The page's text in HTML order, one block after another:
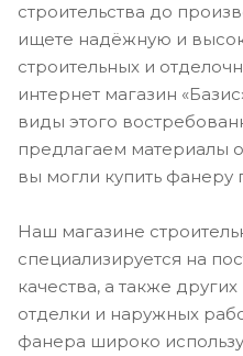
строительства до
ищете надёжную и
строительных и
интернет магазин
виды этого
предлагаем материалы
вы могли купить фанеру
Наш магазине
специализируется на
качества, а также
отделки и наружных
фанера широко